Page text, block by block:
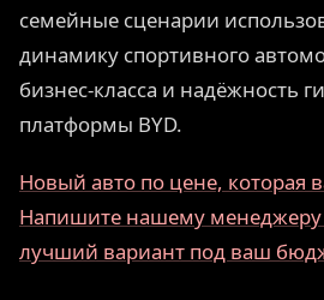
семейные сценарии
динамику спортивного
бизнес-класса и надёжность
платформы BYD.
Новый авто по цене, которая
Напишите нашему
лучший вариант под ваш